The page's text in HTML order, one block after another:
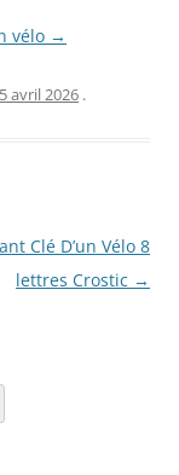
vélo →
avril 2026 .
Clé D’un Vélo 8
lettres Crostic →